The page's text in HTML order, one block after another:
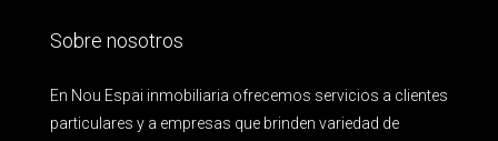
Sobre nosotros
En Nou Espai inmobiliaria ofrecemos servicios a clientes
particulares y a empresas que brinden variedad de